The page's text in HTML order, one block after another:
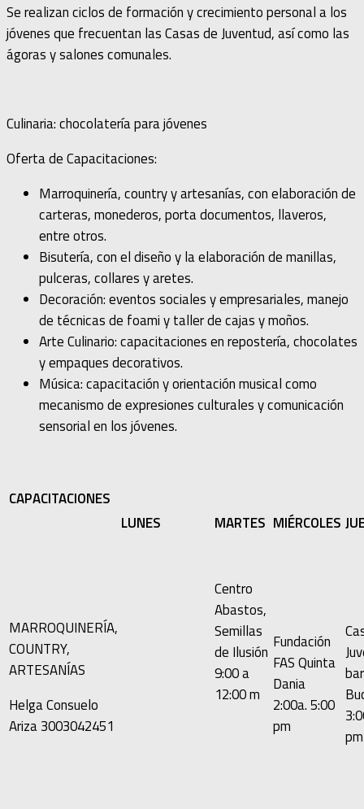
Se realizan ciclos de formación y crecimiento personal a los
jóvenes que frecuentan las Casas de Juventud, así como las
ágoras y salones comunales.
Culinaria: chocolatería para jóvenes
Oferta de Capacitaciones:
Marroquinería, country y artesanías, con elaboración de
carteras, monederos, porta documentos, llaveros,
entre otros.
Bisutería, con el diseño y la elaboración de manillas,
pulceras, collares y aretes.
Decoración: eventos sociales y empresariales, manejo
de técnicas de foami y taller de cajas y moños.
Arte Culinario: capacitaciones en repostería, chocolates
y empaques decorativos.
Música: capacitación y orientación musical como
mecanismo de expresiones culturales y comunicación
sensorial en los jóvenes.
CAPACITACIONES
LUNES
MARTES MIÉRCOLES
MARROQUINERÍA,
COUNTRY,
ARTESANÍAS
Helga Consuelo
Ariza 3003042451
Centro
Abastos,
Semillas
de Ilusión
9:00 a
12:00 m
Fundación
FAS Quinta
Dania
2:00a. 5:00
pm
pm